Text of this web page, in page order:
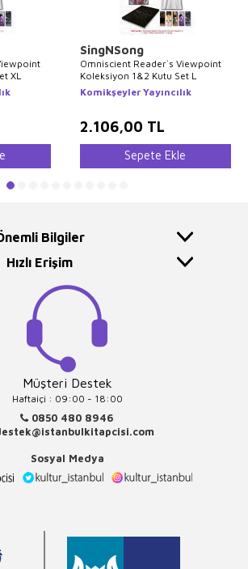
XL
SingNSong
Omniscient Reader`s Viewpoint
Koleksiyon 1&2 Kutu Set L
Komikşeyler Yayıncılık
2.106,00 TL
Sepete Ekle
Bilgiler
Hızlı Erişim
Müşteri Destek
Haftaiçi : 09:00 - 18:00
0850 480 8946
Sosyal Medya